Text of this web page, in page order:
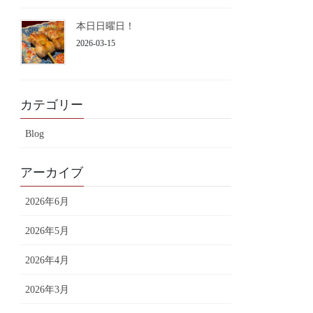
本日日曜日！
2026-03-15
カテゴリー
Blog
アーカイブ
2026年6月
2026年5月
2026年4月
2026年3月